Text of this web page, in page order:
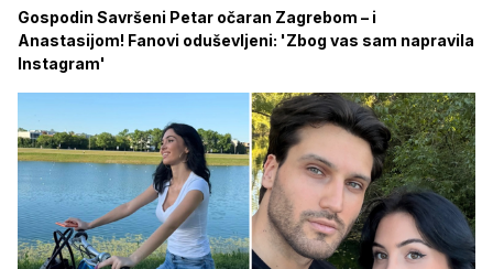
Gospodin Savršeni Petar očaran Zagrebom – i
Anastasijom! Fanovi oduševljeni: 'Zbog vas sam napravila
Instagram'